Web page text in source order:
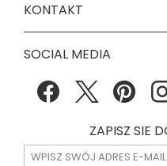
KONTAKT
SOCIAL MEDIA
ZAPISZ SIE